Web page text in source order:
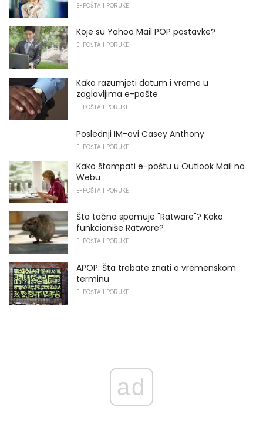
E-POŠTA I PORUKE
Koje su Yahoo Mail POP postavke?
E-POŠTA I PORUKE
Kako razumjeti datum i vreme u
zaglavljima e-pošte
E-POŠTA I PORUKE
Poslednji IM-ovi Casey Anthony
E-POŠTA I PORUKE
Kako štampati e-poštu u Outlook Mail na
Webu
E-POŠTA I PORUKE
Šta tačno spamuje "Ratware"? Kako
funkcioniše Ratware?
E-POŠTA I PORUKE
APOP: Šta trebate znati o vremenskom
terminu
E-POŠTA I PORUKE
ad